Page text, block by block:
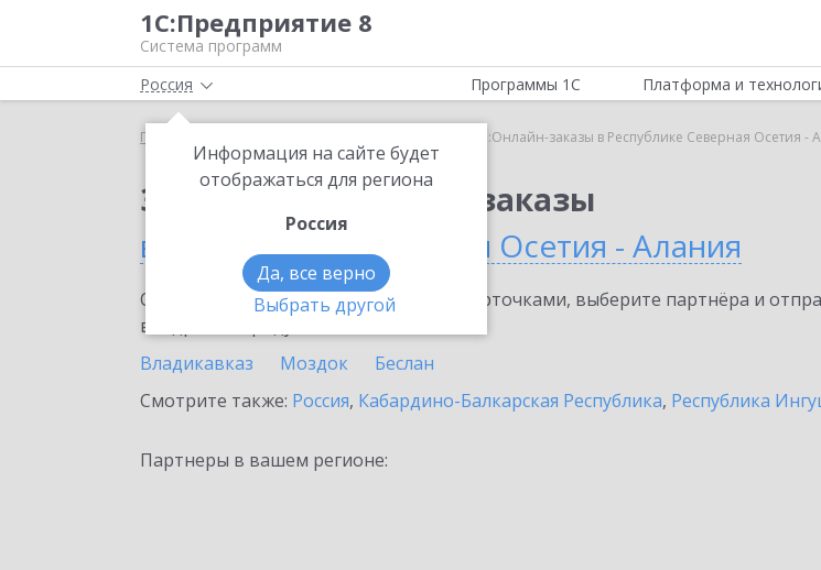
1С:Предприятие 8
Система программ
Россия
Информация на сайте будет
отображаться для региона
Россия
Да, все верно
Выбрать другой
Программы 1С Платформа и
Главная 1С:Онлайн-заказы в Республике Северная Осетия -
Заказать 1С:Онлайн-заказы
в Республике Северная Осетия - Алания
Ознакомьтесь с информационными карточками, выберите партнёра и
внедрение продукта.
Владикавказ
Моздок
Беслан
Смотрите также: Россия, Кабардино-Балкарская Республика, Республика
Партнеры в вашем регионе: